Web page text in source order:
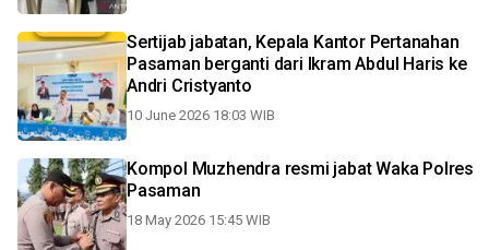
Sertijab jabatan, Kepala Kantor Pertanahan
Pasaman berganti dari Ikram Abdul Haris ke
Andri Cristyanto
10 June 2026 18:03 WIB
Kompol Muzhendra resmi jabat Waka Polres
Pasaman
18 May 2026 15:45 WIB